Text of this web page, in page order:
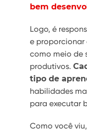
bem
Logo, é
e proporcionar
como meio de
produtivos.
tipo de
habilidades
para executar
Como você